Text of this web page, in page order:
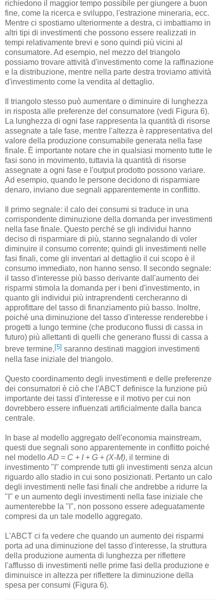
richiedono il maggior tempo possibile per giungere a buon
fine, come la ricerca e sviluppo, l'estrazione mineraria, ecc.
Mentre ci spostiamo ulteriormente a destra, ci imbattiamo in
altri tipi di investimenti che possono essere realizzati in
tempi relativamente brevi e sono quindi più vicini al
consumatore. Ad esempio, nel mezzo del triangolo
possiamo trovare attività d'investimento come la raffinazione
e la distribuzione, mentre nella parte destra troviamo attività
d'investimento come la vendita al dettaglio.
Il triangolo stesso può aumentare o diminuire di lunghezza
in risposta alle preferenze del consumatore (vedi Figura 6).
La lunghezza di ogni fase rappresenta la quantità di risorse
assegnate a tale fase, mentre l'altezza è rappresentativa del
valore della produzione consumabile generata nella fase
finale. È importante notare che in qualsiasi momento tutte le
fasi sono in movimento, tuttavia la quantità di risorse
assegnate a ogni fase e l'output prodotto possono variare.
Ad esempio, quando le persone decidono di risparmiare
denaro, inviano due segnali apparentemente in conflitto.
Il primo segnale: il calo dei consumi si traduce in una
corrispondente diminuzione della domanda per investimenti
nella fase finale. Questo perché se gli individui hanno
deciso di risparmiare di più, stanno segnalando di voler
diminuire il consumo corrente; quindi gli investimenti nelle
fasi finali, come gli inventari al dettaglio il cui scopo è il
consumo immediato, non hanno senso. Il secondo segnale:
il tasso d'interesse più basso derivante dall'aumento dei
risparmi stimola la domanda per i beni d'investimento, in
quanto gli individui più intraprendenti cercheranno di
approfittare del tasso di finanziamento più basso. Inoltre,
poiché una diminuzione del tasso d'interesse renderebbe i
progetti a lungo termine (che producono flussi di cassa in
futuro) più allettanti di quelli che generano flussi di cassa a
breve termine,[5] saranno destinati maggiori investimenti
nella fase iniziale del triangolo.
Questo coordinamento degli investimenti e delle preferenze
dei consumatori è ciò che l'ABCT definisce la funzione più
importante dei tassi d'interesse e il motivo per cui non
dovrebbero essere influenzati artificialmente dalla banca
centrale.
In base al modello aggregato dell'economia mainstream,
questi due segnali sono apparentemente in conflitto poiché
nel modello AD = C + I + G + (X-M), il termine di
investimento "I" comprende tutti gli investimenti senza alcun
riguardo allo stadio in cui sono posizionati. Pertanto un calo
degli investimenti nelle fasi finali che andrebbe a ridurre la
"I" e un aumento degli investimenti nella fase iniziale che
aumenterebbe la "I", non possono essere adeguatamente
compresi da un tale modello aggregato.
L'ABCT ci fa vedere che quando un aumento dei risparmi
porta ad una diminuzione del tasso d'interesse, la struttura
della produzione aumenta di lunghezza per riflettere
l'afflusso di investimenti nelle prime fasi della produzione e
diminuisce in altezza per riflettere la diminuzione della
spesa per consumi (Figura 6).